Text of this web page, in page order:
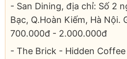
- San Dining, địa chỉ: Số 2
Bạc, Q.Hoàn Kiếm, Hà Nội.
700.000đ - 2.000.000đ
- The Brick - Hidden